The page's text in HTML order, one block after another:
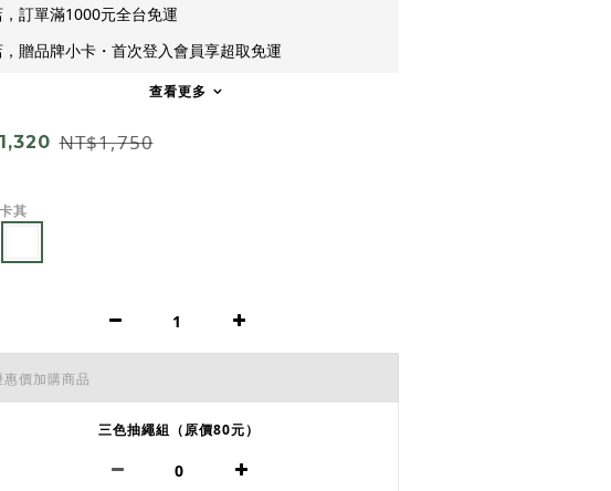
訂單滿1000元全台免運
贈品牌小卡・首次登入會員享超取免運
查看更多
NT$1,750
其
惠價加購商品
三色抽繩組（原價80元）